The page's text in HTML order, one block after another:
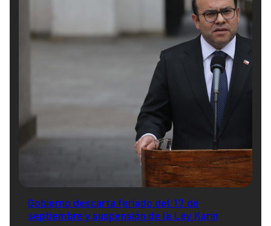
Gobierno descarta feriado del 17 de
septiembre y suspensión de la Ley Karin